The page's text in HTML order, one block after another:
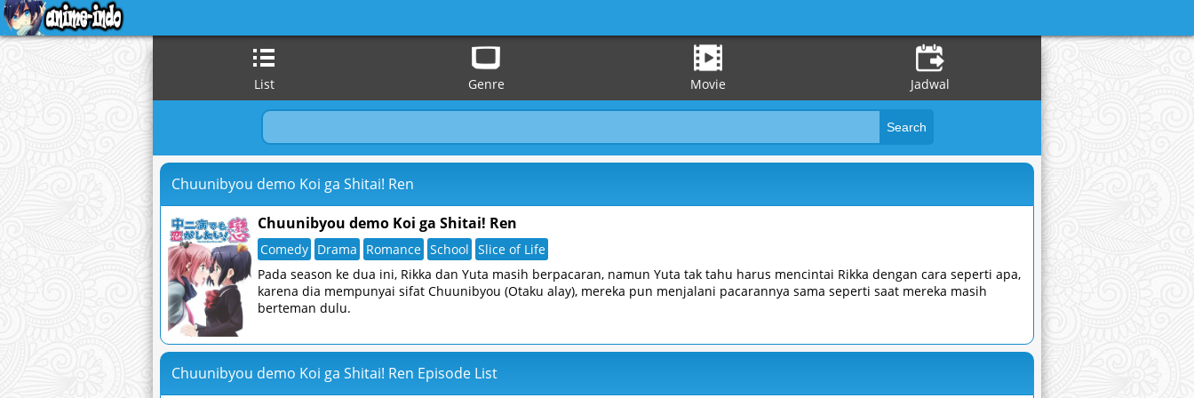
List Genre Movie Jadwal
Chuunibyou demo Koi ga Shitai! Ren
Chuunibyou demo Koi ga Shitai! Ren
Comedy Drama Romance School Slice of Life
Pada season ke dua ini, Rikka dan Yuta masih berpacaran, namun Yuta tak tahu harus mencintai Rikka dengan cara seperti apa,
karena dia mempunyai sifat Chuunibyou (Otaku alay), mereka pun menjalani pacarannya sama seperti saat mereka masih
berteman dulu.
Chuunibyou demo Koi ga Shitai! Ren Episode List